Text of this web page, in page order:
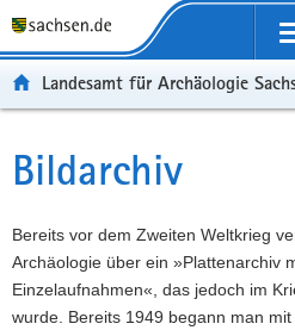
t
ü
e
r
g
r
t
n
v
i
g
a
p
n
a
l
t
t
e
n
f
o
r
t
-
e
r
e
i
Landesamt für Archäologie
Hauptinhalt
Bildarchiv
Bereits vor dem Zweiten Weltkrieg
Archäologie über ein »Plattenarchiv
Einzelaufnahmen«, das jedoch im
wurde. Bereits 1949 begann man